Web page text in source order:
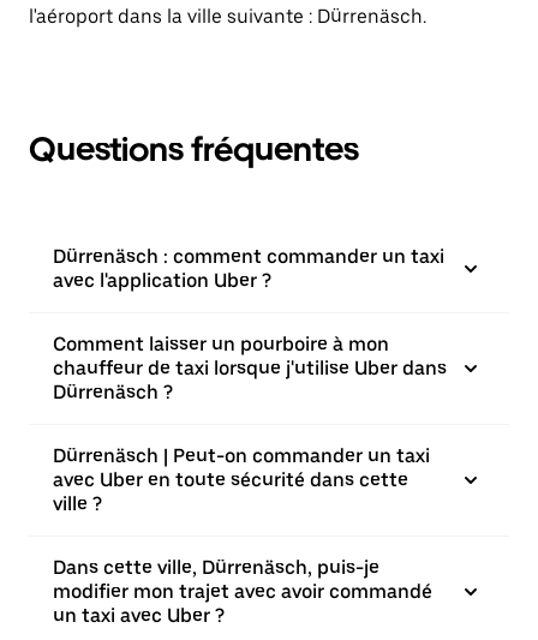
l'aéroport dans la ville suivante : Dürrenäsch.
Questions fréquentes
Dürrenäsch : comment commander un taxi
avec l'application Uber ?
Comment laisser un pourboire à mon
chauffeur de taxi lorsque j'utilise Uber dans
Dürrenäsch ?
Dürrenäsch | Peut-on commander un taxi
avec Uber en toute sécurité dans cette
ville ?
Dans cette ville, Dürrenäsch, puis-je
modifier mon trajet avec avoir commandé
un taxi avec Uber ?